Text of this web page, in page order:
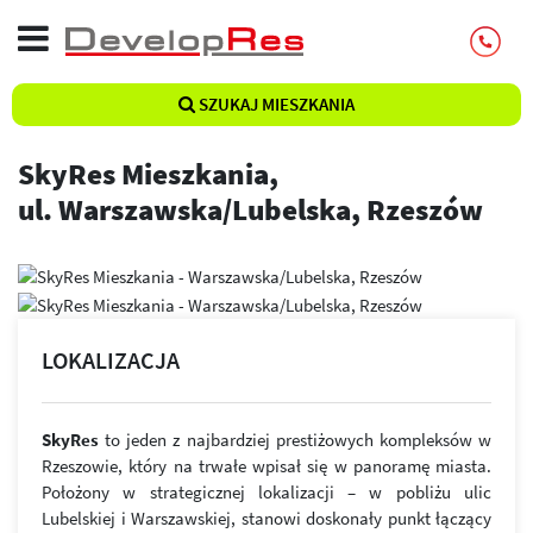
SZUKAJ MIESZKANIA
SkyRes Mieszkania,
ul. Warszawska/Lubelska, Rzeszów
LOKALIZACJA
SkyRes to jeden z najbardziej prestiżowych kompleksów w
Rzeszowie, który na trwałe wpisał się w panoramę miasta.
Położony w strategicznej lokalizacji – w pobliżu ulic
Lubelskiej i Warszawskiej, stanowi doskonały punkt łączący